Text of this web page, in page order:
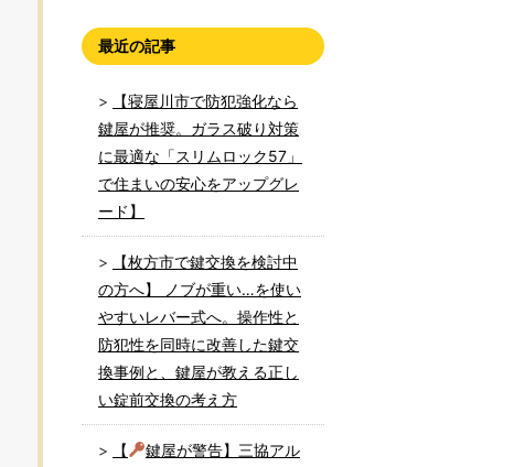
最近の記事
【寝屋川市で防犯強化なら
鍵屋が推奨。ガラス破り対策
に最適な「スリムロック57」
で住まいの安心をアップグレ
ード】
【枚方市で鍵交換を検討中
の方へ】 ノブが重い…を使い
やすいレバー式へ。操作性と
防犯性を同時に改善した鍵交
換事例と、鍵屋が教える正し
い錠前交換の考え方
【
鍵屋が警告】三協アル